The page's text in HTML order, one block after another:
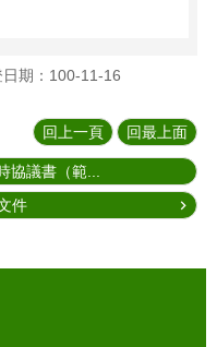
日期：100-11-16
回上一頁 回最上面
協議書（範...
件